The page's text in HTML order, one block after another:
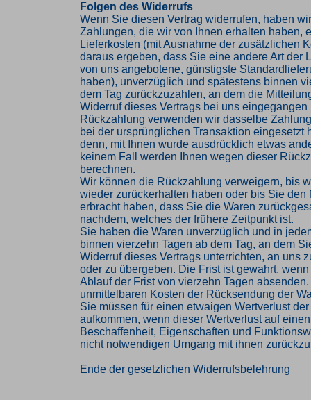
Folgen des Widerrufs
Wenn Sie diesen Vertrag widerrufen, haben
Zahlungen, die wir von Ihnen erhalten haben,
Lieferkosten (mit Ausnahme der zusätzlichen
daraus ergeben, dass Sie eine andere Art der
von uns angebotene, günstigste
haben), unverzüglich und spätestens binnen
dem Tag zurückzuzahlen, an dem die
Widerruf dieses Vertrags bei uns eingegangen
Rückzahlung verwenden wir dasselbe
bei der ursprünglichen Transaktion eingesetzt
denn, mit Ihnen wurde ausdrücklich etwas
keinem Fall werden Ihnen wegen dieser
berechnen.
Wir können die Rückzahlung verweigern, bis
wieder zurückerhalten haben oder bis Sie den
erbracht haben, dass Sie die Waren
nachdem, welches der frühere Zeitpunkt ist.
Sie haben die Waren unverzüglich und in
binnen vierzehn Tagen ab dem Tag, an dem
Widerruf dieses Vertrags unterrichten, an uns
oder zu übergeben. Die Frist ist gewahrt,
Ablauf der Frist von vierzehn Tagen
unmittelbaren Kosten der Rücksendung der
Sie müssen für einen etwaigen Wertverlust
aufkommen, wenn dieser Wertverlust auf
Beschaffenheit, Eigenschaften und
nicht notwendigen Umgang mit ihnen
Ende der gesetzlichen Widerrufsbelehrung